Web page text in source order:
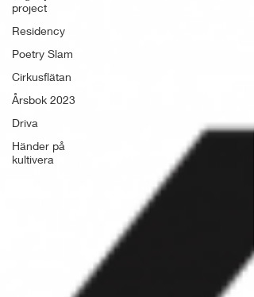
project
Residency
Poetry Slam
Cirkusflätan
Årsbok 2023
Driva
Händer på
kultivera